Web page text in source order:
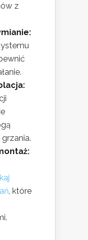
z
, które